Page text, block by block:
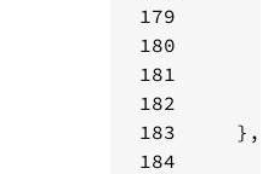
179
180
181
182
183
184